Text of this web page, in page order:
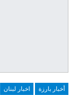
أخبار بارزة اخبار لبنان